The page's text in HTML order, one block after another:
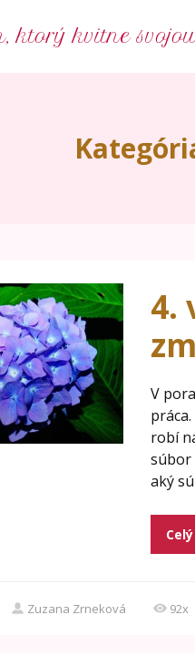
ktorý kvitne
4.
V
robí
súbor
aký
Zuzana Zrneková 92x